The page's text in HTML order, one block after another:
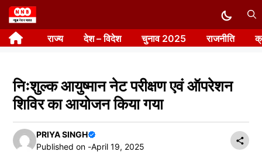
Skip
to
content राज्य देश – विदेश चुनाव 2025 राजनीति
निःशुल्क आयुष्मान नेट परीक्षण एवं ऑपरेशन
शिविर का आयोजन किया गया
PRIYA SINGH
Published on -April 19, 2025